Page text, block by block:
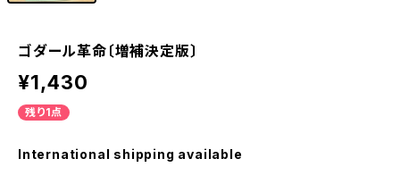
ゴダール革命〔増補決定版〕
¥1,430
残り1点
International shipping available